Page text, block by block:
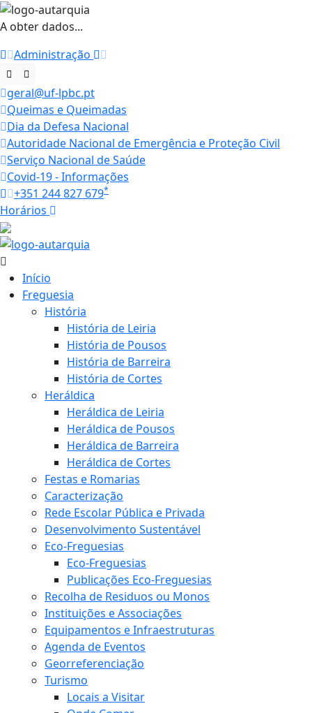
A obter dados...
Administração
geral@uf-lpbc.pt
Queimas e Queimadas
Dia da Defesa Nacional
Autoridade Nacional de Emergência e Proteção Civil
Serviço Nacional de Saúde
Covid-19 - Informações
+351 244 827 679*
Horários
Início
Freguesia
História
História de Leiria
História de Pousos
História de Barreira
História de Cortes
Heráldica
Heráldica de Leiria
Heráldica de Pousos
Heráldica de Barreira
Heráldica de Cortes
Festas e Romarias
Caracterização
Rede Escolar Pública e Privada
Desenvolvimento Sustentável
Eco-Freguesias
Eco-Freguesias
Publicações Eco-Freguesias
Recolha de Residuos ou Monos
Instituições e Associações
Equipamentos e Infraestruturas
Agenda de Eventos
Georreferenciação
Turismo
Locais a Visitar